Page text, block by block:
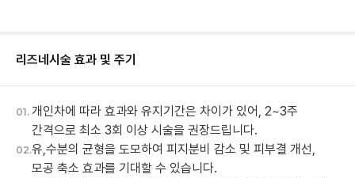
리즈네 시술 효과 및 주기
01. 개인차에 따라 효과와 유지기간은 차이가 있어, 2~3주
간격으로 최소 3회 이상 시술을 권장드립니다.
02.유,수분의 균형을 도모하여 피지분비 감소 및 피부결 개선,
모공 축소 효과를 기대할 수 있습니다.